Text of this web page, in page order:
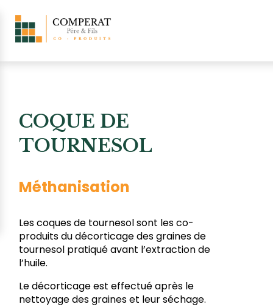
COQUE DE
TOURNESOL
Méthanisation
Les coques de tournesol sont les co-
produits du décorticage des graines de
tournesol pratiqué avant l’extraction de
l’huile.
Le décorticage est effectué après le
nettoyage des graines et leur séchage.